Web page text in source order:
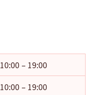
10:00 – 19:00
10:00 – 19:00